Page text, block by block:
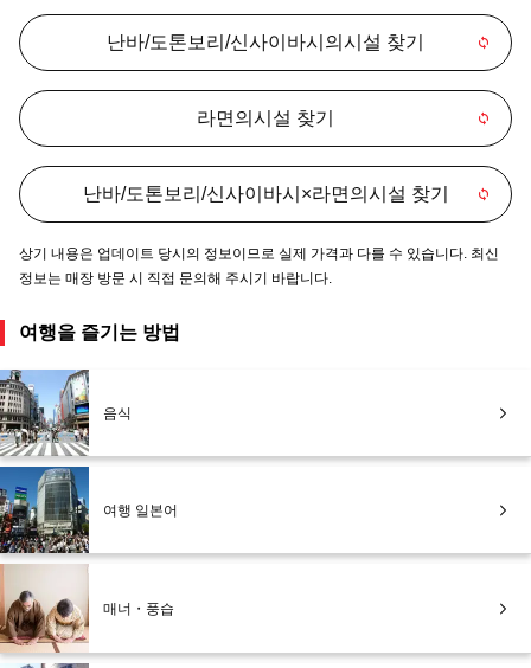
난바/도톤보리/신사이바시의시설 찾기
라면의시설 찾기
난바/도톤보리/신사이바시×라면의시설 찾기
상기 내용은 업데이트 당시의 정보이므로 실제 가격과 다를 수 있습니다. 최신
정보는 매장 방문 시 직접 문의해 주시기 바랍니다.
여행을 즐기는 방법
음식
여행 일본어
매너・풍습